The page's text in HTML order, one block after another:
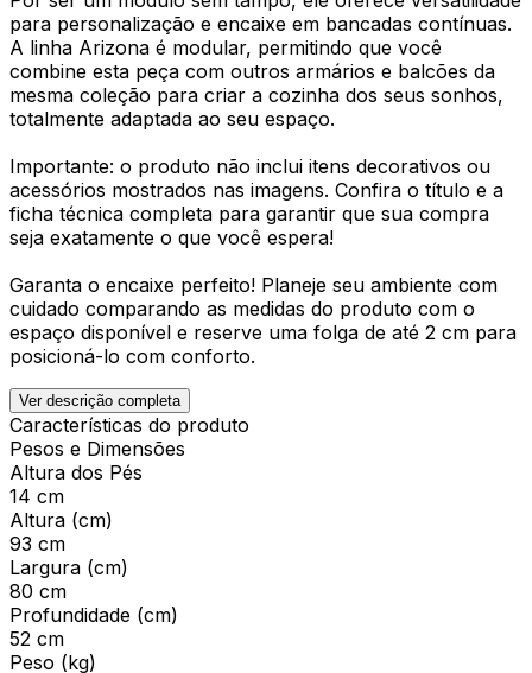
para personalização e encaixe em bancadas contínuas.
A linha Arizona é modular, permitindo que você
combine esta peça com outros armários e balcões da
mesma coleção para criar a cozinha dos seus sonhos,
totalmente adaptada ao seu espaço.
Importante: o produto não inclui itens decorativos ou
acessórios mostrados nas imagens. Confira o título e a
ficha técnica completa para garantir que sua compra
seja exatamente o que você espera!
Garanta o encaixe perfeito! Planeje seu ambiente com
cuidado comparando as medidas do produto com o
espaço disponível e reserve uma folga de até 2 cm para
posicioná-lo com conforto.
Ver descrição completa
Características do produto
Pesos e Dimensões
Altura dos Pés
14 cm
Altura (cm)
93 cm
Largura (cm)
80 cm
Profundidade (cm)
52 cm
Peso (kg)